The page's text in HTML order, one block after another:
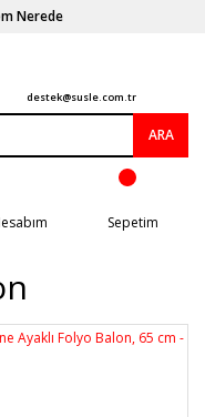
Nerede
destek@susle.com.tr
ARA
Sepetim